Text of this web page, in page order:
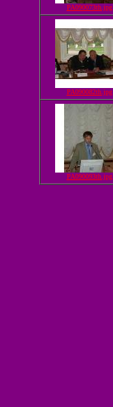
PA090073th.jpg
PA090082th.jpg
PA090093th.jpg